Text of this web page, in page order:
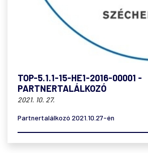
TOP-5.1.1-15-HE1-2016-00001 -
PARTNERTALÁLKOZÓ
2021. 10. 27.
Partnertalálkozó 2021.10.27-én